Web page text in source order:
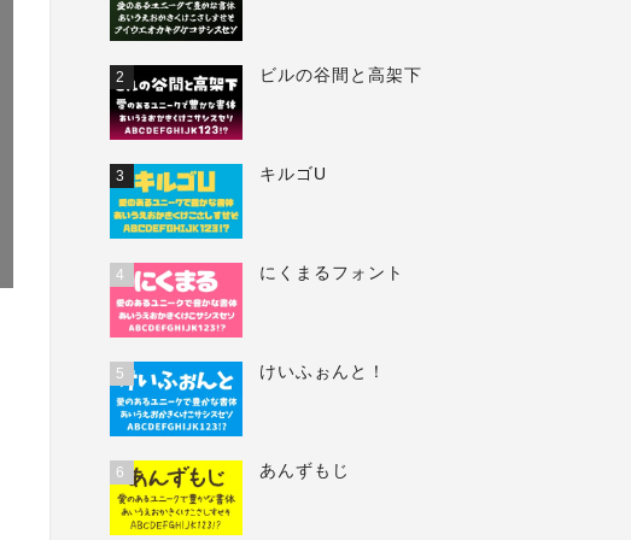
2 ビルの谷間と高架下
3 キルゴU
4 にくまるフォント
5 けいふぉんと！
6 あんずもじ